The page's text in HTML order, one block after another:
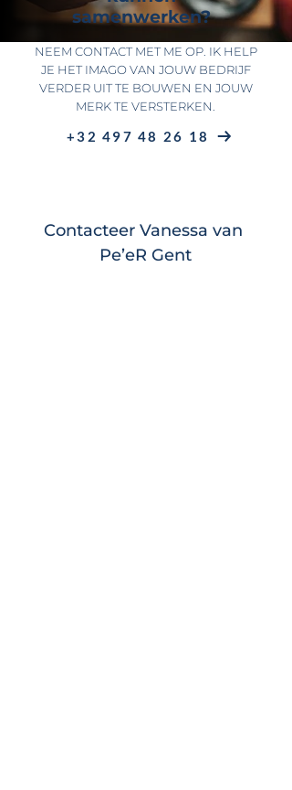
samenwerken?
NEEM CONTACT MET ME OP. IK HELP
JE HET IMAGO VAN JOUW BEDRIJF
VERDER UIT TE BOUWEN EN JOUW
MERK TE VERSTERKEN.
+32 497 48 26 18
Contacteer Vanessa van
Pe’eR Gent